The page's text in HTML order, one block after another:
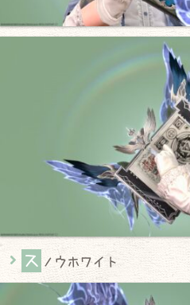
ス ノウホワイト